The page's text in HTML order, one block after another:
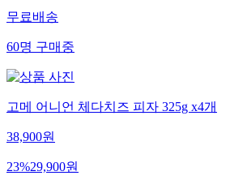
무료배송
60명구매중
고메 어니언 체다치즈 피자 325g x4개
38,900원
23%29,900원